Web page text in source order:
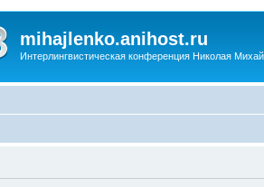
mihajlenko.anihost.ru
Интерлингвистическая конференция Николая